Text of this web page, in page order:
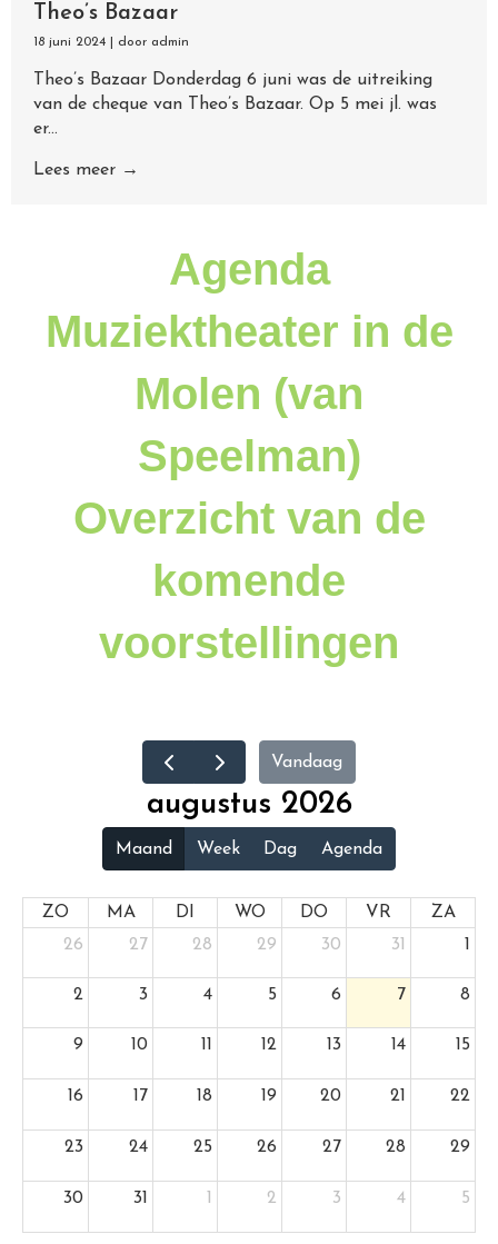
Theo’s Bazaar
18 juni 2024 door admin
Theo’s Bazaar Donderdag 6 juni was de uitreiking
van de cheque van Theo’s Bazaar. Op 5 mei jl. was
er...
Lees meer →
Agenda
Muziektheater in de
Molen (van
Speelman)
Overzicht van de
komende
voorstellingen
Vandaag
augustus 2026
Maand Week Dag Agenda
ZO MA DI WO DO VR
ZA
26
27 28 29 30 31 1
2 3 4 5 6 7 8
9 10 11 12 13 14 15
16 17 18 19 20 21 22
23 24 25 26 27 28 29
30 31 1 2 3 4 5